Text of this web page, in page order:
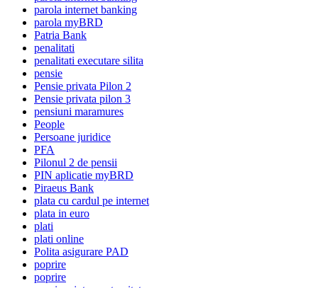
parola internet banking
parola myBRD
Patria Bank
penalitati
penalitati executare silita
pensie
Pensie privata Pilon 2
Pensie privata pilon 3
pensiuni maramures
People
Persoane juridice
PFA
Pilonul 2 de pensii
PIN aplicatie myBRD
Piraeus Bank
plata cu cardul pe internet
plata in euro
plati
plati online
Polita asigurare PAD
poprire
poprire